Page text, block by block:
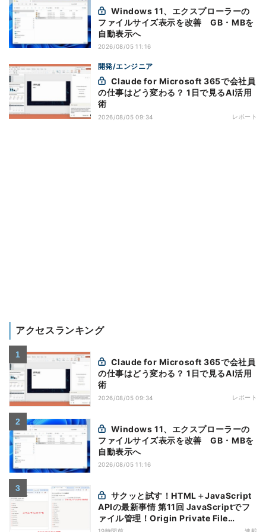
ファイルサイズ表示を改善 GB・MBを
自動表示へ
2026/08/05 11:16
開発/エンジニア
の仕事はどう変わる？ 1日で見るAI活用
術
2026/08/05 09:34 レポート
アクセスランキング
の仕事はどう変わる？ 1日で見るAI活用
術
2026/08/05 09:34 レポート
ファイルサイズ表示を改善 GB・MBを
自動表示へ
2026/08/05 11:16
APIの最新事情 第11回 JavaScriptでフ
ァイル管理！Origin Private File
Systemを活用する